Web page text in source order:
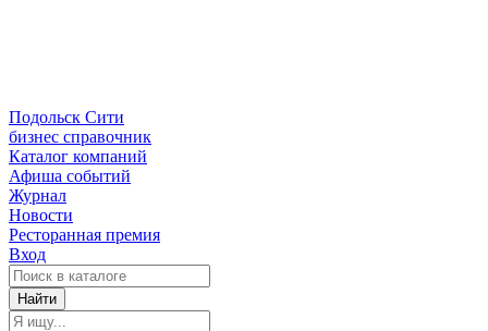
Подольск Сити
бизнес справочник
Каталог компаний
Афиша событий
Журнал
Новости
Ресторанная премия
Вход
Найти